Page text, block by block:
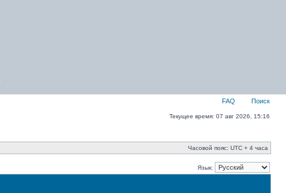
FAQ Поиск
Текущее время: 07 авг 2026, 15:16
Часовой пояс: UTC + 4 часа
Язык: